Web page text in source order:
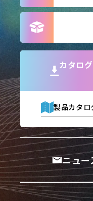
カタロ
製品カタロ
ニュ